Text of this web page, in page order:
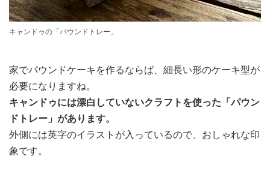
キャンドゥの「パウンドトレー」
家でパウンドケーキを作るならば、細長い形のケーキ型が
必要になりますね。
キャンドゥには漂白していないクラフトを使った「パウン
ドトレー」があります。
外側には英字のイラストが入っているので、おしゃれな印
象です。